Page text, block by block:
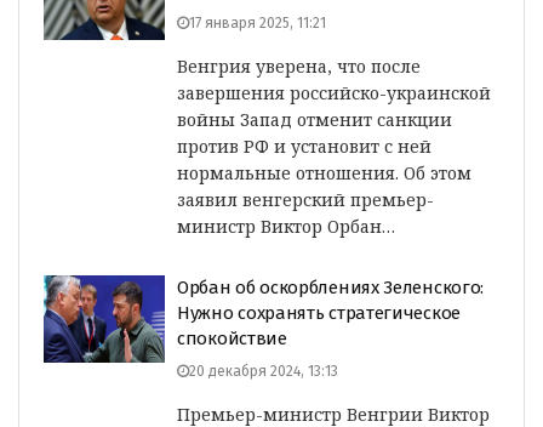
17 января 2025, 11:21
Венгрия уверена, что после
завершения российско-украинской
войны Запад отменит санкции
против РФ и установит с ней
нормальные отношения. Об этом
заявил венгерский премьер-
министр Виктор Орбан…
Орбан об оскорблениях Зеленского:
Нужно сохранять стратегическое
спокойствие
20 декабря 2024, 13:13
Премьер-министр Венгрии Виктор